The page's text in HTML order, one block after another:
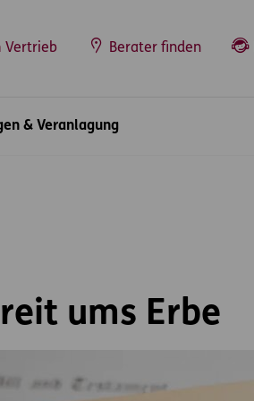
Vertrieb Berater finden
& Veranlagung
ums Erbe